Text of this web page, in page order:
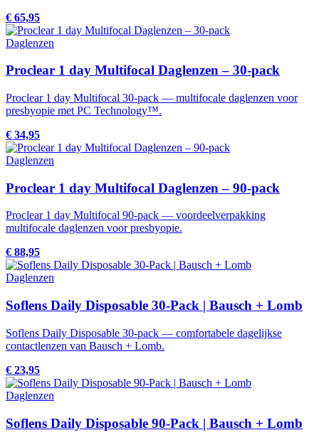
€ 65,95
Daglenzen
Proclear 1 day Multifocal Daglenzen – 30-pack
Proclear 1 day Multifocal 30-pack — multifocale daglenzen voor
presbyopie met PC Technology™.
€ 34,95
Daglenzen
Proclear 1 day Multifocal Daglenzen – 90-pack
Proclear 1 day Multifocal 90-pack — voordeelverpakking
multifocale daglenzen voor presbyopie.
€ 88,95
Daglenzen
Soflens Daily Disposable 30-Pack | Bausch + Lomb
Soflens Daily Disposable 30-pack — comfortabele dagelijkse
contactlenzen van Bausch + Lomb.
€ 23,95
Daglenzen
Soflens Daily Disposable 90-Pack | Bausch + Lomb